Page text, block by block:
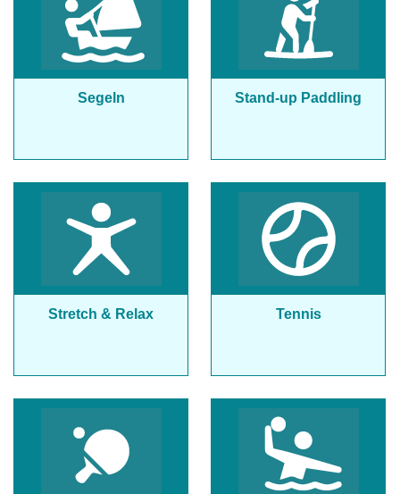
Segeln Stand-up Paddling
Stretch & Relax Tennis